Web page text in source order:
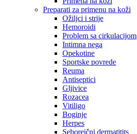
Preparati za primenu na koži
Ožiljci i strije
Hemoroidi
Problem sa cirkulacijom
Intimna nega
Opekotine
Sportske povrede
Reuma
Antiseptici
Gljivice
Rozacea
Vitiligo
Boginje
Herpes
Seboreični dermatitits